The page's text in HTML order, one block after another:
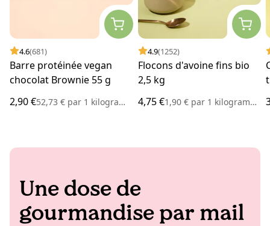
4.6(681)
Barre protéinée vegan
chocolat Brownie 55 g
2,90 €52,73 € par 1 kilogramme
4.9(1252)
Flocons d'avoine fins bio
2,5 kg
4,75 €1,90 € par1 kilogramme
Une dose de
gourmandise par mail